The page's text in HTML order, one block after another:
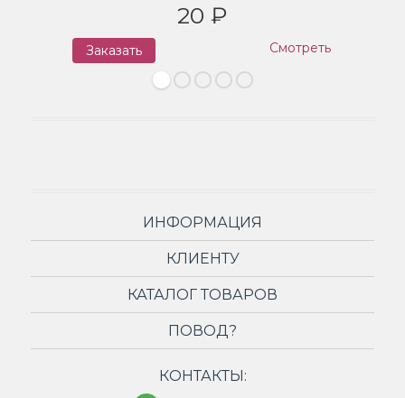
20 ₽
Заказать Смотреть
ИНФОРМАЦИЯ
КЛИЕНТУ
КАТАЛОГ ТОВАРОВ
ПОВОД?
КОНТАКТЫ: